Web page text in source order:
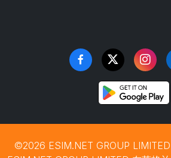
©2026 ESIM.NET GROUP LIMITED